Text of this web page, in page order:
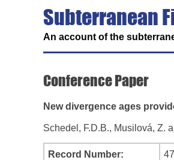
Subterranean
An account of the
Conference Paper
New divergence ages
Schedel, F.D.B., Musilová, Z.
Record Number: